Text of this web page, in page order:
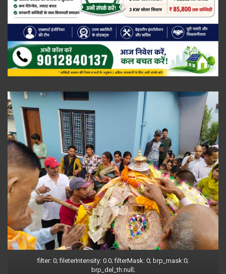
filter: 0; fileterIntensity: 0.0; filterMask: 0; brp_mask:0;
brp_del_th:null;